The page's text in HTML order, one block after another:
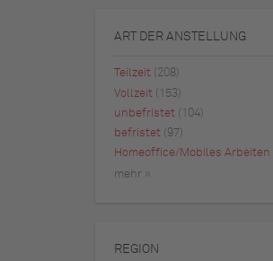
ART DER ANSTELLUNG
Teilzeit
(208)
Vollzeit (153)
unbefristet (104)
befristet (97)
Homeoffice/Mobiles Arbeiten
mehr »
REGION